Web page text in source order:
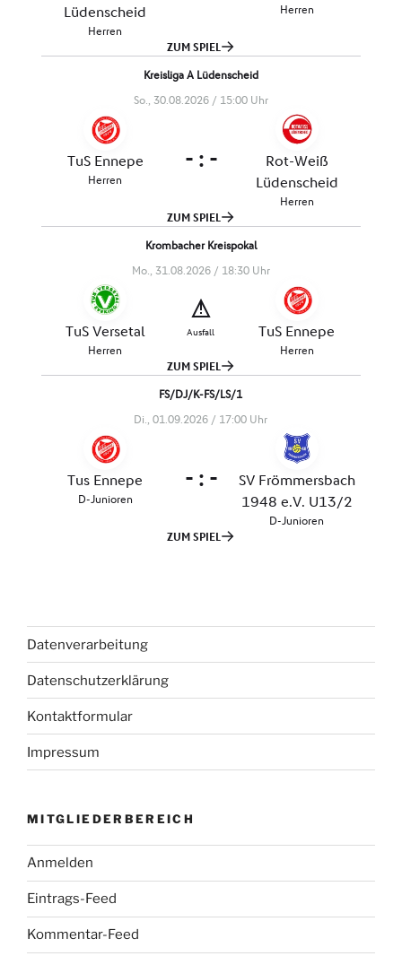
Datenverarbeitung
Datenschutzerklärung
Kontaktformular
Impressum
MITGLIEDERBEREICH
Anmelden
Eintrags-Feed
Kommentar-Feed